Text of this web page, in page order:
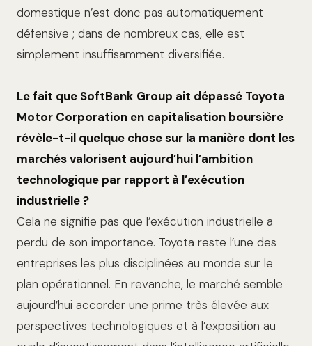
domestique n’est donc pas automatiquement
défensive ; dans de nombreux cas, elle est
simplement insuffisamment diversifiée.
Le fait que SoftBank Group ait dépassé Toyota
Motor Corporation en capitalisation boursière
révèle-t-il quelque chose sur la manière dont les
marchés valorisent aujourd’hui l’ambition
technologique par rapport à l’exécution
industrielle ?
Cela ne signifie pas que l’exécution industrielle a
perdu de son importance. Toyota reste l’une des
entreprises les plus disciplinées au monde sur le
plan opérationnel. En revanche, le marché semble
aujourd’hui accorder une prime très élevée aux
perspectives technologiques et à l’exposition au